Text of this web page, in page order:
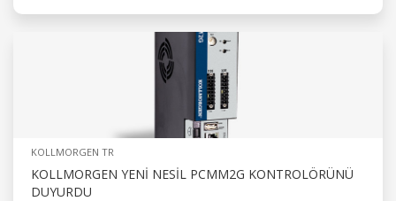
KOLLMORGEN TR
KOLLMORGEN YENI NESIL PCMM2G KONTROLÖRÜNÜ
DUYURDU